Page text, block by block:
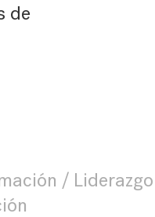
de
Liderazgo